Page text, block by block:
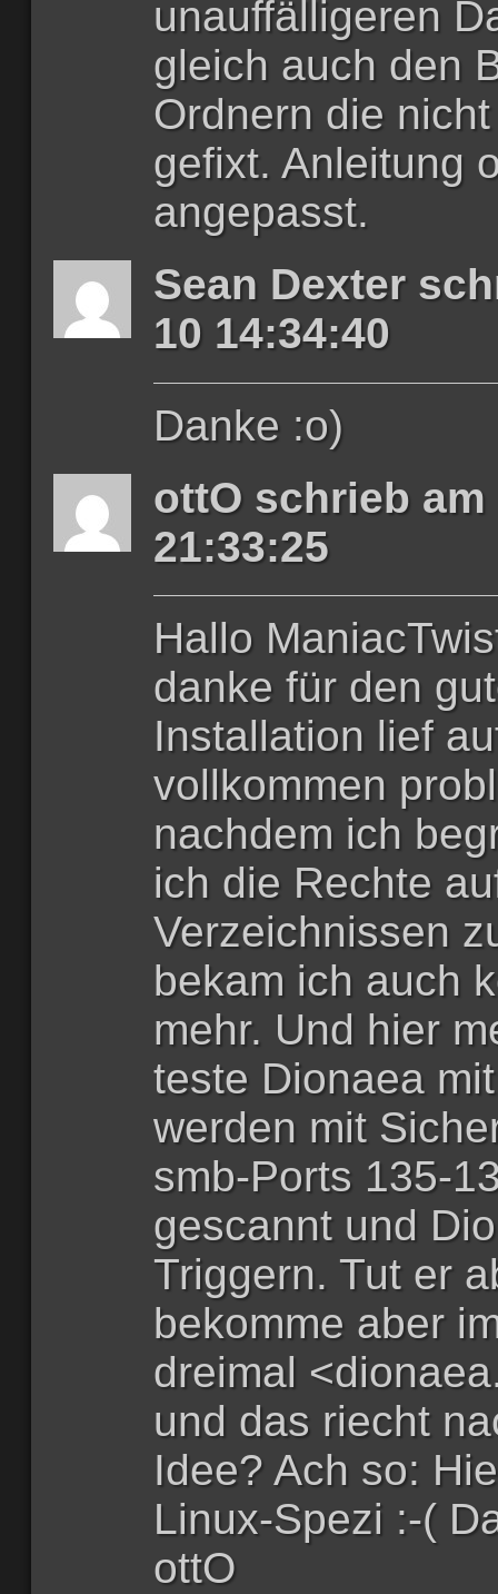
unauffälligeren
gleich auch den
Ordnern die
gefixt. Anleitung
angepasst.
Sean Dexter
10 14:34:40
Danke :o)
ottO schrieb am
21:33:25
Hallo
danke für den
Installation lief
vollkommen
nachdem ich
ich die Rechte
Verzeichnissen
bekam ich auch
mehr. Und hier
teste Dionaea
werden mit
smb-Ports 135-
gescannt und
Triggern. Tut er
bekomme aber
dreimal
und das riecht
Idee? Ach so:
Linux-Spezi :-(
ottO